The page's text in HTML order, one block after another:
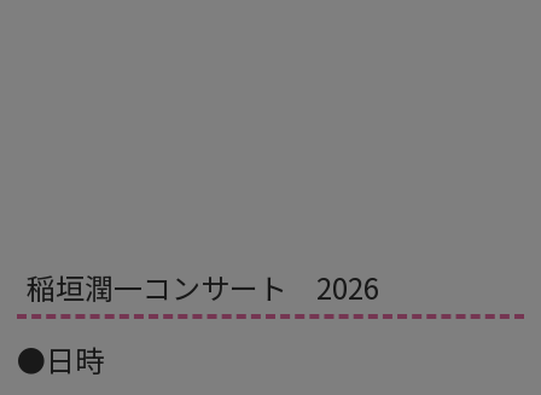
稲垣潤一コンサート 2026
●日時